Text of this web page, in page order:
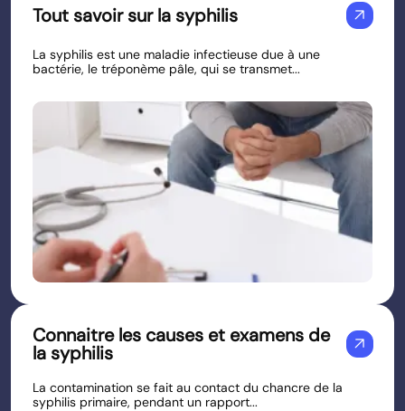
Tout savoir sur la syphilis arrow_outward
La syphilis est une maladie infectieuse due à une
bactérie, le tréponème pâle, qui se transmet...
Connaitre les causes et examens de
la syphilis arrow_outward
La contamination se fait au contact du chancre de la
syphilis primaire, pendant un rapport...